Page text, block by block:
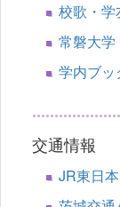
校歌・学
常磐大学
学内ブッ
交通情報
JR東日